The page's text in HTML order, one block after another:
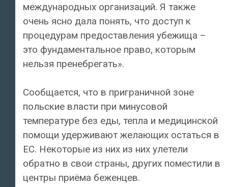
международных организаций. Я также
очень ясно дала понять, что доступ к
процедурам предоставления убежища –
это фундаментальное право, которым
нельзя пренебрегать».
Сообщается, что в приграничной зоне
польские власти при минусовой
температуре без еды, тепла и медицинской
помощи удерживают желающих остаться в
ЕС. Некоторые из них из них улетели
обратно в свои страны, других поместили в
центры приёма беженцев.